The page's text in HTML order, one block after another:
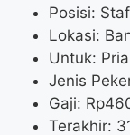
Posisi:
Lokasi:
Untuk:
Jenis
Gaji: Rp
Terakhir: